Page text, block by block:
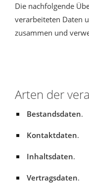
Die nachfolgende
verarbeiteten Daten
zusammen und
Arten der
Bestandsdaten.
Kontaktdaten.
Inhaltsdaten.
Vertragsdaten.